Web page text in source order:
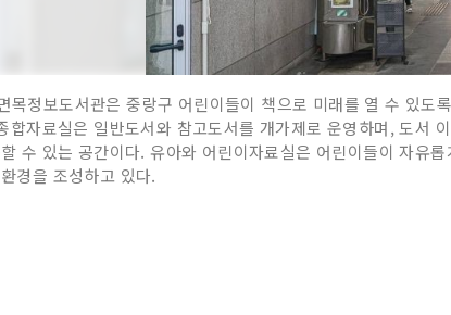
목정보도서관은 중랑구 어린이들이 책으로 미래를 열 수 있
합자료실은 일반도서와 참고도서를 개가제로 운영하며, 도서
수 있는 공간이다. 유아와 어린이자료실은 어린이들이 자유
경을 조성하고 있다.